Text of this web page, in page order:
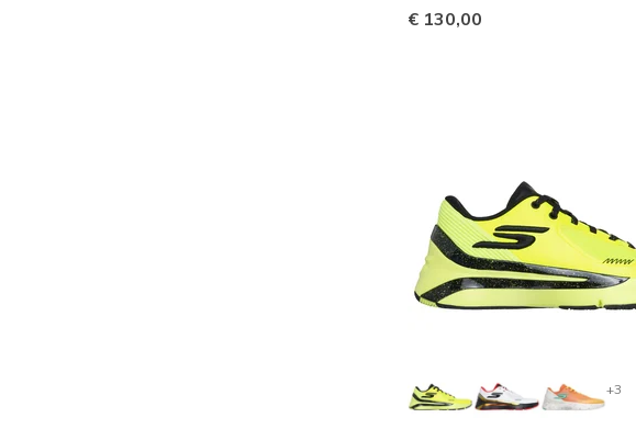
€ 130,00
+3